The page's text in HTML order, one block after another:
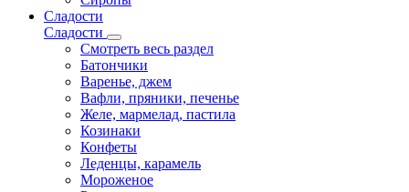
Сладости
Сладости
Смотреть весь раздел
Батончики
Варенье, джем
Вафли, пряники, печенье
Желе, мармелад, пастила
Козинаки
Конфеты
Леденцы, карамель
Мороженое